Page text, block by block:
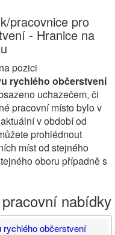
pracovnice pro
- Hranice na
pozici
rychlého občerstvení
uchazečem, či
pracovní místo bylo v
v období od
prohlédnout
míst od stejného
oboru případně s
nabídky
občerstvení